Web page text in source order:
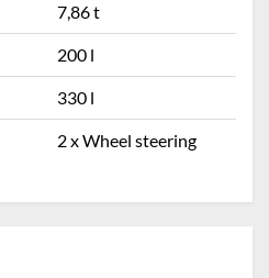
7,86 t
200 l
330 l
2 x Wheel steering